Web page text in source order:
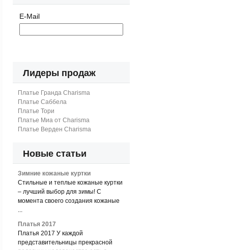
E-Mail
Лидеры продаж
Платье Гранда Charisma
Платье Саббела
Платье Тори
Платье Миа от Charisma
Платье Верден Charisma
Новые статьи
Зимние кожаные куртки
Стильные и теплые кожаные куртки
– лучший выбор для зимы! С
момента своего создания кожаные
...
Платья 2017
Платья 2017 У каждой
представительницы прекрасной